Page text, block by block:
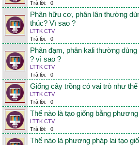
Trả lời:
0
Phân hữu cơ, phân lân thường
thúc? Vì sao ?
LTTK CTV
Trả lời:
0
Phân đạm, phân kali thường
? vì sao ?
LTTK CTV
Trả lời:
0
Giống cây trồng có vai trò như
LTTK CTV
Trả lời:
0
Thế nào là tạo giống bằng
LTTK CTV
Trả lời:
0
Thế nào là phương pháp lai tạo